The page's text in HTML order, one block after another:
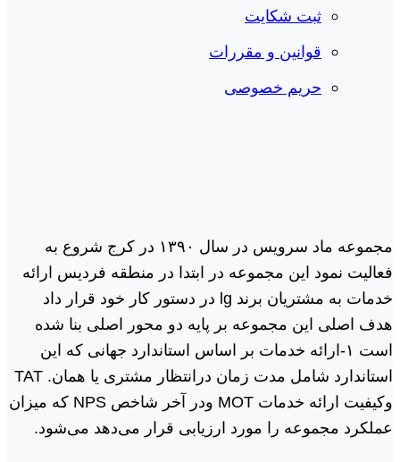
ثبت شکایت
قوانین و مقررات
حریم خصوصی
مجموعه ماد سرویس در سال ١٣٩٠ در کرج شروع به
فعالیت نمود این مجموعه در ابتدا در منطقه فردیس ارائه
خدمات به مشتریان برند lg در دستور کار خود قرار داد
هدف اصلی این مجموعه بر پایه دو محور اصلی بنا شده
است ١-ارائه خدمات بر اساس استاندارد جهانی که این
استاندارد شامل مدت زمان درانتظار مشتری یا همان. TAT
وکیفیت ارائه خدمات MOT ودر آخر شاخص NPS که میزان
عملکرد مجموعه را مورد ارزیابی قرار می‌دهد می‌شود.